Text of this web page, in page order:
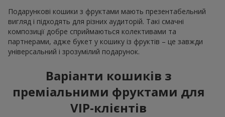
Подарункові кошики з фруктами мають презентабельний
вигляд і підходять для різних аудиторій. Такі смачні
композиції добре сприймаються колективами та
партнерами, адже букет у кошику із фруктів – це завжди
універсальний і зрозумілий подарунок.
Варіанти кошиків з
преміальними фруктами для
VIP-клієнтів